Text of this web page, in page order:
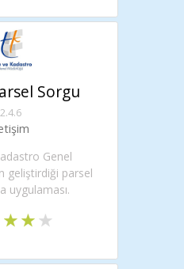
Sorgu
2.4.6
Genel
geliştirdiği parsel
uygulaması.